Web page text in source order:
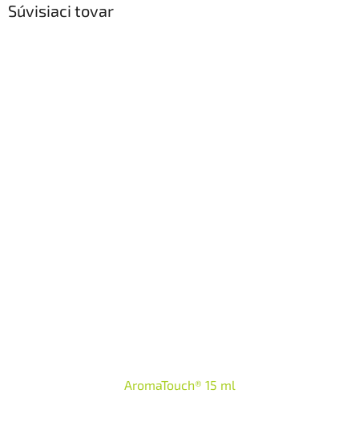
Súvisiaci tovar
AromaTouch® 15 ml